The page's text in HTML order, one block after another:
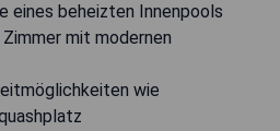
eines beheizten Innenpools
mit modernen
wie